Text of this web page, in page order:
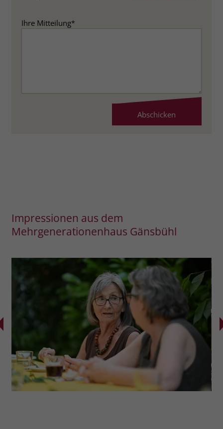
Ihre Mitteilung*
Impressionen aus dem
Mehrgenerationenhaus Gänsbühl